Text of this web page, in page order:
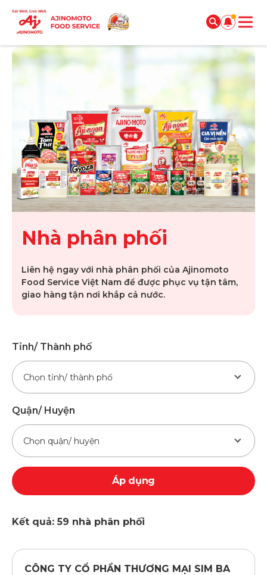
Nhà phân phối
Liên hệ ngay với nhà phân phối của Ajinomoto
Food Service Việt Nam để được phục vụ tận tâm,
giao hàng tận nơi khắp cả nước.
Tỉnh/ Thành phố
Chọn tỉnh/ thành phố
Quận/ Huyện
Chọn quận/ huyện
Áp dụng
Kết quả: 59 nhà phân phối
CÔNG TY CỔ PHẦN THƯƠNG MẠI SIM BA